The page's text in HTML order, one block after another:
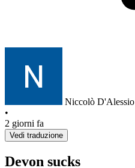
Niccolò D'Alessio
•
2 giorni fa
Vedi traduzione
Devon sucks